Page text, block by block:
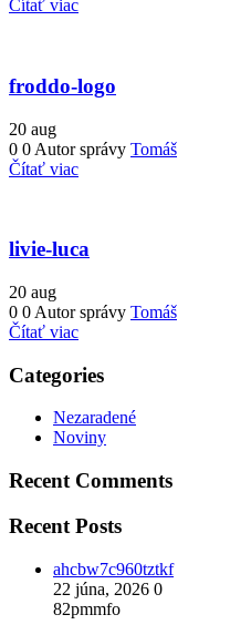
Čítať viac
froddo-logo
20 aug
0 0 Autor správy Tomáš
Čítať viac
livie-luca
20 aug
0 0 Autor správy Tomáš
Čítať viac
Categories
Nezaradené
Noviny
Recent Comments
Recent Posts
ahcbw7c960tztkf
22 júna, 2026 0
82pmmfo